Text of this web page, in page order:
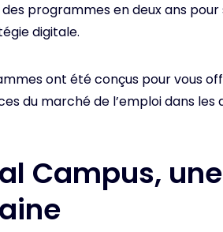
des programmes en deux ans
digitale.
ont été conçus pour vous
du marché de l’emploi dans
Campus,